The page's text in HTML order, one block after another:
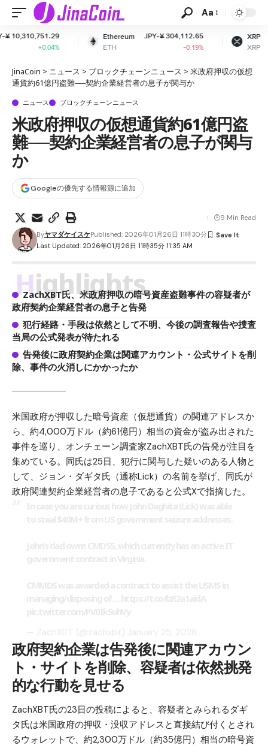
Aa
Ethereum
ETH
JPY-¥ 304,112.65
XRP
XRP
JPY-¥ 163.74
-0.44%
JinaCoin > ニュース > ブロックチェーンニュース > 米政府押収の仮想
通貨約61億円盗難──契約企業経営者の息子が関与か
ニュース ブロックチェーンニュース
米政府押収の仮想通貨約61億円盗
難──契約企業経営者の息子が関与
か
Googleの優先する情報源に追加
Last Updated: 2026年01月26日 11時35分 11:35 AM
ByヤマダケイスケPublished: 2026年01月26日 11時30分
9 Min Read
Highlights
ZachXBT氏、米政府押収の暗号資産盗難事件の容疑者が
政府契約企業経営者の息子と告発
犯行経路・手段は依然として不明、今後の調査報告や捜査
当局の公式発表が待たれる
告発後に政府契約企業は関連アカウント・公式サイトを削
除、事件の火消しにかかったか
米国政府が押収した暗号資産（仮想通貨）の関連アドレスか
ら、約4,000万ドル（約61億円）相当の資金が盗み出された
事件を巡り、オンチェーン調査家ZachXBT氏の告発が注目を
集めている。同氏は25日、犯行に関与した疑いのある人物と
して、ジョン・ダギタ氏（通称Lick）の名前を挙げ、同氏が
政府関連契約企業経営者の息子であると公式Xで指摘した。
政府契約企業は告発後に関連アカウン
ト・サイトを削除、容疑者は依然挑発
的な行動を見せる
ZachXBT氏の23日の投稿によると、容疑者とみられるダギ
タ氏は米国政府の押収・没収アドレスと直接結び付くとされ
るウォレットで、約2,300万ドル（約35億円）相当の暗号資